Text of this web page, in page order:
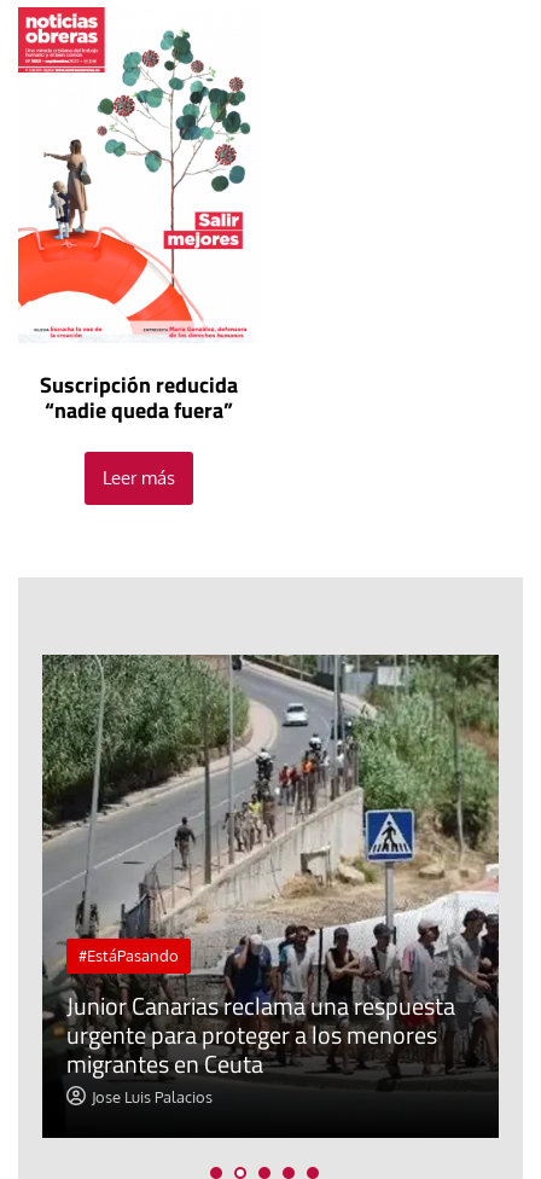
Suscripción reducida
“nadie queda fuera”
Leer más
#EstáPasando
Junior Canarias reclama una respuesta
urgente para proteger a los menores
migrantes en Ceuta
Jose Luis Palacios